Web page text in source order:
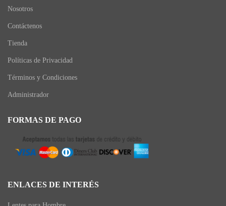
Nosotros
Contáctenos
Tienda
Políticas de Privacidad
Términos y Condiciones
Administrador
FORMAS DE PAGO
ENLACES DE INTERÉS